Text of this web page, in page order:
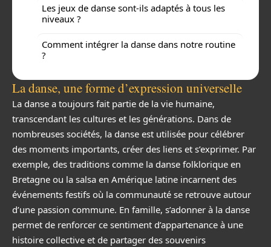
Les jeux de danse sont-ils adaptés à tous les
niveaux ?
Comment intégrer la danse dans notre routine
?
La danse, une forme d’expression universelle
La danse a toujours fait partie de la vie humaine,
transcendant les cultures et les générations. Dans de
nombreuses sociétés, la danse est utilisée pour célébrer
des moments importants, créer des liens et s’exprimer. Par
exemple, des traditions comme la danse folklorique en
Bretagne ou la salsa en Amérique latine incarnent des
événements festifs où la communauté se retrouve autour
d’une passion commune. En famille, s’adonner à la danse
permet de renforcer ce sentiment d’appartenance à une
histoire collective et de partager des souvenirs